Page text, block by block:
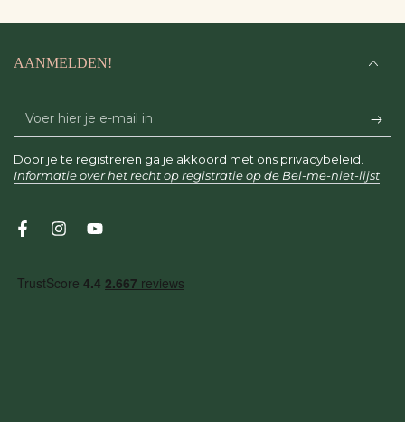
AANMELDEN!
Voer
hier
je
mail
Door je te registreren ga je akkoord met ons privacybeleid.
Informatie over het recht op registratie op de Bel-me-niet-lijst
FacebookInstagramYouTube